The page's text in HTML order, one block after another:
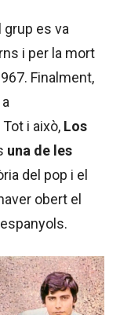
grup es va
i per la mort
Finalment,
i això, Los
una de les
del pop i el
obert el